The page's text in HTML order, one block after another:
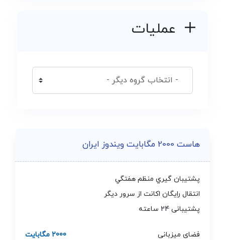
عملیات
هاست 2000 مگابایت ویندوز ایران
پشتيبان گيري منظم هفتگي
انتقال رايگان اكانت از سرور ديگر
پشتیبانی 24 ساعته
2000 مگابایت فضای میزبانی